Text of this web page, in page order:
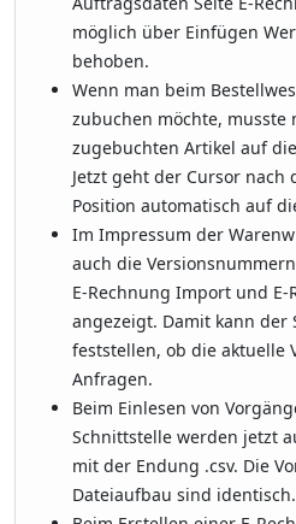
möglich über Einfügen
behoben.
Wenn man beim
zubuchen möchte, musste
zugebuchten Artikel auf
Jetzt geht der Cursor nach
Position automatisch auf
Im Impressum der
auch die
E-Rechnung Import und E-
angezeigt. Damit kann der
feststellen, ob die aktuelle
Anfragen.
Beim Einlesen von
Schnittstelle werden jetzt
mit der Endung .csv. Die
Dateiaufbau sind identisch.